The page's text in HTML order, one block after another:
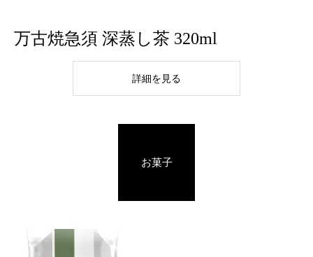
万古焼急須 深蒸し茶 320ml
詳細を見る
お菓子